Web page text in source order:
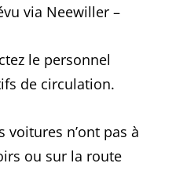
via Neewiller –
le personnel
de circulation.
voitures n’ont pas à
ou sur la route